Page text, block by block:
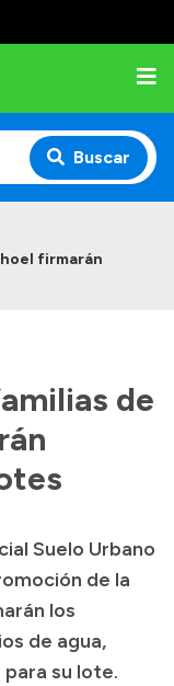
Buscar
firmarán
de
Suelo Urbano
de la
los
de agua,
su lote.